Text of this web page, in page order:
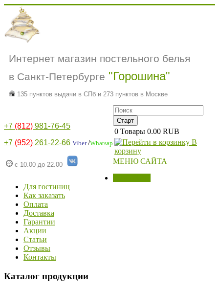
Интернет магазин постельного белья
в Санкт-Петербурге "Горошина"
135 пунктов выдачи в СПб и 273 пунктов в Москве
+7 (812) 981-76-45
+7 (952) 261-22-66 Viber/Whatsap
с 10.00 до 22.00
0 Товары 0.00 RUB
В
корзину
МЕНЮ САЙТА
Для гостиниц
Как заказать
Оплата
Доставка
Гарантии
Акции
Статьи
Отзывы
Контакты
Каталог продукции